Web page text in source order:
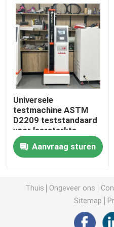
Universele testmachine
milieu het testen machine
Dynamische
Rubber het Testen
Testapparatuur voor
Kunststof
verpakkende het testen
Universele
testmachine ASTM
D2209 teststandaard
voor leersterkte-
testapparatuur 5 kn
Max LoadAanvraag sturen
Thuis Ongeveer ons
Sitemap